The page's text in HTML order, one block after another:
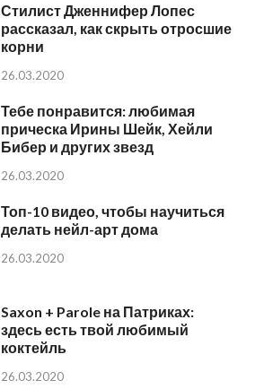
Стилист Дженнифер Лопес
рассказал, как скрыть отросшие
корни
26.03.2020
Тебе понравится: любимая
прическа Ирины Шейк, Хейли
Бибер и других звезд
26.03.2020
Топ-10 видео, чтобы научиться
делать нейл-арт дома
26.03.2020
Saxon + Parole на Патриках:
здесь есть твой любимый
коктейль
26.03.2020